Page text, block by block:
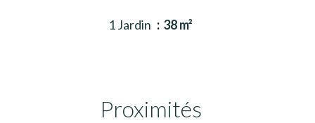
1 Jardin 38 m²
Proximités